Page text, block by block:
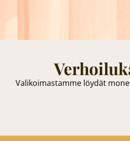
Valikoimastamme löydät